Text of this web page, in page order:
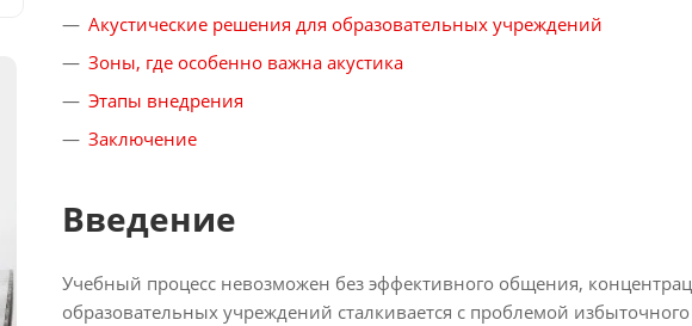
Акустические решения для образовательных учреждений
Зоны, где особенно важна акустика
Этапы внедрения
Заключение
Введение
Учебный процесс невозможен без эффективного общения,
образовательных учреждений сталкивается с проблемой